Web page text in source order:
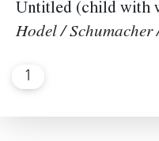
Untitled (child with
Hodel / Schumacher
1